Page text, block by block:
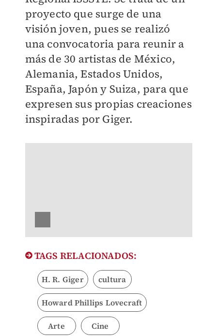
proyecto que surge de una
visión joven, pues se realizó
una convocatoria para reunir a
más de 30 artistas de México,
Alemania, Estados Unidos,
España, Japón y Suiza, para que
expresen sus propias creaciones
inspiradas por Giger.
TAGS RELACIONADOS:
H. R. Giger cultura
Howard Phillips Lovecraft
Arte Cine